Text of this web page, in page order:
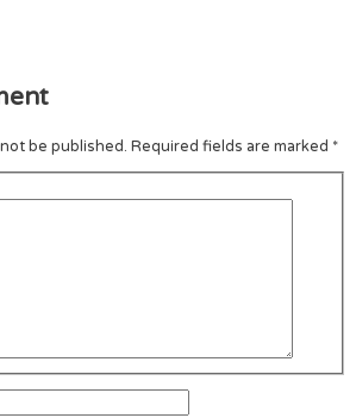
be published. Required fields are marked *